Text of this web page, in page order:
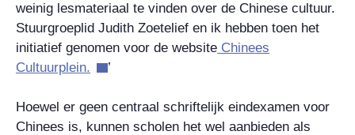
weinig lesmateriaal te vinden over de Chinese cultuur.
Stuurgroeplid Judith Zoetelief en ik hebben toen het
initiatief genomen voor de website Chinees
Cultuurplein.
’
Hoewel er geen centraal schriftelijk eindexamen voor
Chinees is, kunnen scholen het wel aanbieden als